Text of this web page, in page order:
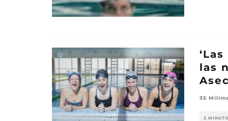
las
35
2